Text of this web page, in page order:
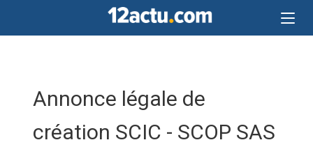
Annonce légale de
création SCIC - SCOP SAS